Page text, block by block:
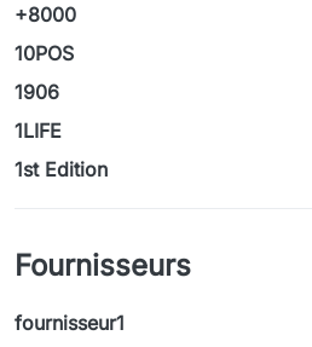
+8000
10POS
1906
1LIFE
1st Edition
Fournisseurs
fournisseur1